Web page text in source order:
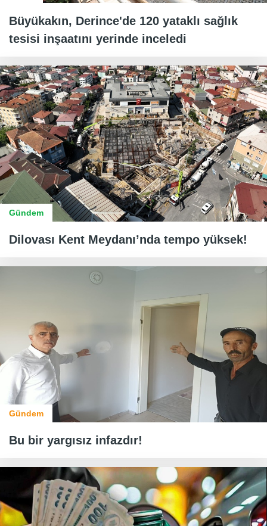
Büyükakın, Derince'de 120 yataklı sağlık
tesisi inşaatını yerinde inceledi
Gündem
Dilovası Kent Meydanı’nda tempo yüksek!
Gündem
Bu bir yargısız infazdır!